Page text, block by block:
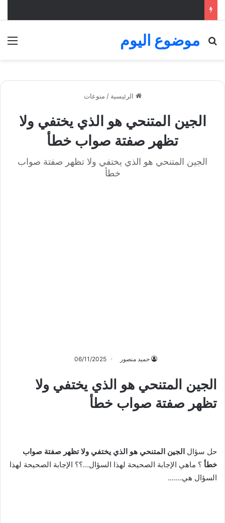
موضوع اليوم
بحث عن
الرئيسية / منوعات
الجين المتنحي هو الذي يختفي ولا
تظهر صفتة صواب خطأ
الجين المتنحي هو الذي يختفي ولا تظهر صفتة صواب
خطأ
حميد منصور 06/11/2025
الجين المتنحي هو الذي يختفي ولا
تظهر صفتة صواب خطأ
حل سؤال الجين المتنحي هو الذي يختفي ولا تظهر صفتة صواب
خطأ ؟ ماهي الإجابة الصحيحة لهذا السؤال…؟؟ الإجابة الصحيحة لهذا
السؤال هي…….